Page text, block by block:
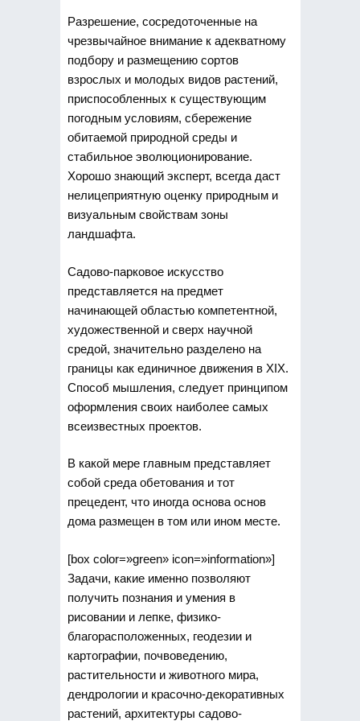
Разрешение, сосредоточенные на
чрезвычайное внимание к адекватному
подбору и размещению сортов
взрослых и молодых видов растений,
приспособленных к существующим
погодным условиям, сбережение
обитаемой природной среды и
стабильное эволюционирование.
Хорошо знающий эксперт, всегда даст
нелицеприятную оценку природным и
визуальным свойствам зоны
ландшафта.
Садово-парковое искусство
представляется на предмет
начинающей областью компетентной,
художественной и сверх научной
средой, значительно разделено на
границы как единичное движения в XIX.
Способ мышления, следует принципом
оформления своих наиболее самых
всеизвестных проектов.
В какой мере главным представляет
собой среда обетования и тот
прецедент, что иногда основа основ
дома размещен в том или ином месте.
[box color=»green» icon=»information»]
Задачи, какие именно позволяют
получить познания и умения в
рисовании и лепке, физико-
благорасположенных, геодезии и
картографии, почвоведению,
растительности и животного мира,
дендрологии и красочно-декоративных
растений, архитектуры садово-